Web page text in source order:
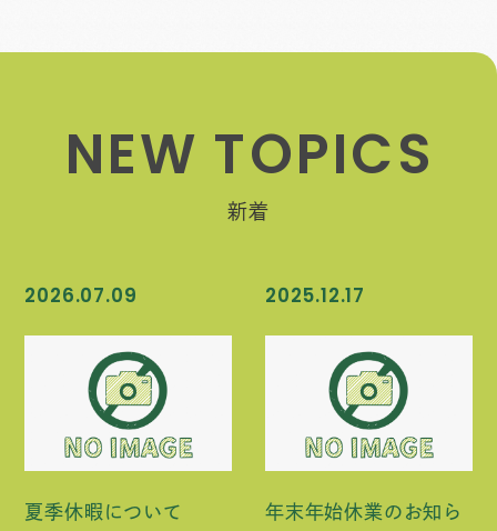
NEW TOPICS
新着
2026.07.09
夏季休暇について
2025.12.17
年末年始休業のお知ら